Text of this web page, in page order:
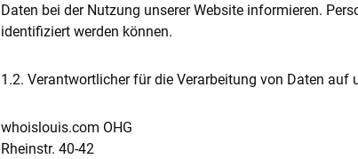
Daten bei der Nutzung unserer Website informieren.
identifiziert werden können.
1.2. Verantwortlicher für die Verarbeitung von Daten auf
whoislouis.com OHG
Rheinstr. 40-42